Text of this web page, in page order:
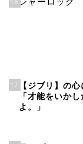
17
【ジブリ】の
「才能をいか
よ。」